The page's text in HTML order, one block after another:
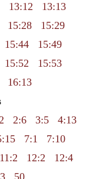
13:12
13:13
15:28
15:29
15:44
15:49
15:52
15:53
16:13
2:6 3:5
4:13
7:1
7:10
11:2 12:2
12:4
50